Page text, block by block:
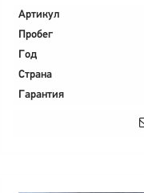
Артикул
Пробег
Год
Страна
Гарантия